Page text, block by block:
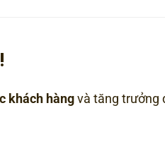
khách hàngvà tăng trưởng